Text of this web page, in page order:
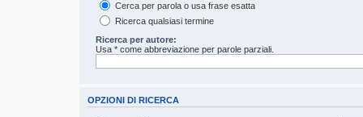
Cerca per parola o usa frase esatta
Ricerca qualsiasi termine
Ricerca per autore:
Usa * come abbreviazione per parole parziali.
OPZIONI DI RICERCA